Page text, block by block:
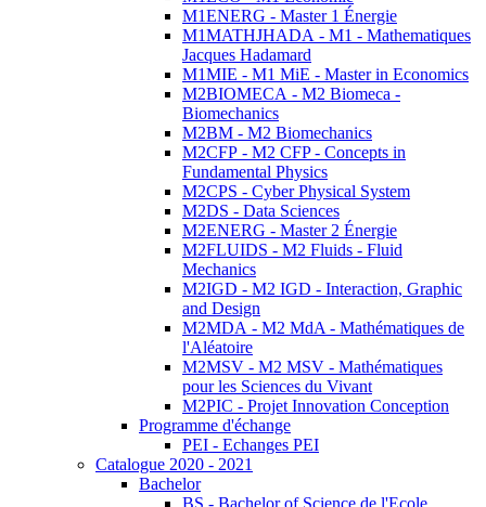
M1ENERG - Master 1 Énergie
M1MATHJHADA - M1 - Mathematiques
Jacques Hadamard
M1MIE - M1 MiE - Master in Economics
M2BIOMECA - M2 Biomeca -
Biomechanics
M2BM - M2 Biomechanics
M2CFP - M2 CFP - Concepts in
Fundamental Physics
M2CPS - Cyber Physical System
M2DS - Data Sciences
M2ENERG - Master 2 Énergie
M2FLUIDS - M2 Fluids - Fluid
Mechanics
M2IGD - M2 IGD - Interaction, Graphic
and Design
M2MDA - M2 MdA - Mathématiques de
l'Aléatoire
M2MSV - M2 MSV - Mathématiques
pour les Sciences du Vivant
M2PIC - Projet Innovation Conception
Programme d'échange
PEI - Echanges PEI
Catalogue 2020 - 2021
Bachelor
BS - Bachelor of Science de l'Ecole